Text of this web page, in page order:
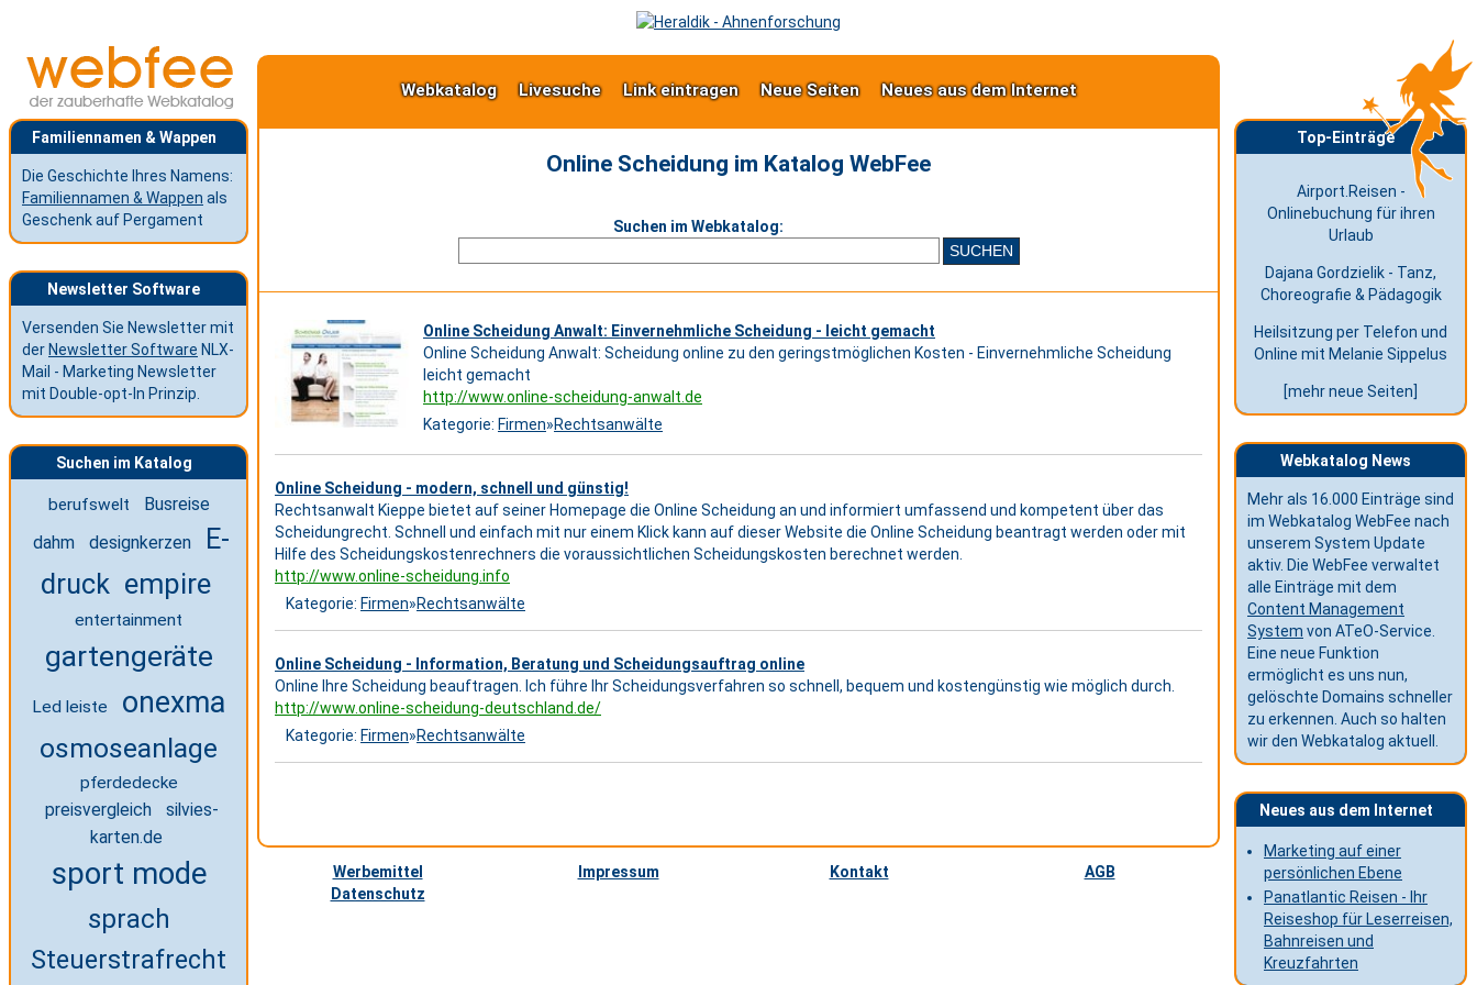
Familiennamen & Wappen
Die Geschichte Ihres Namens:
Familiennamen & Wappen als
Geschenk auf Pergament
Newsletter Software
Versenden Sie Newsletter mit
der Newsletter Software NLX-
Mail - Marketing Newsletter
mit Double-opt-In Prinzip.
Suchen im Katalog
berufswelt
Busreise
dahm
designkerzen
E-
druck empire
entertainment
gartengeräte
Led leiste onexma
osmoseanlage
pferdedecke
preisvergleich
silvies-
karten.de
sport mode
sprach
Steuerstrafrecht
Webkatalog Livesuche Link eintragen Neue Seiten Neues aus dem Internet
Online Scheidung im Katalog WebFee
Suchen im Webkatalog:
Online Scheidung Anwalt: Einvernehmliche Scheidung - leicht gemacht
Online Scheidung Anwalt: Scheidung online zu den geringstmöglichen Kosten - Einvernehmliche Scheidung
leicht gemacht
http://www.online-scheidung-anwalt.de
Kategorie: Firmen»Rechtsanwälte
Online Scheidung - modern, schnell und günstig!
Rechtsanwalt Kieppe bietet auf seiner Homepage die Online Scheidung an und informiert umfassend und kompetent über das
Scheidungrecht. Schnell und einfach mit nur einem Klick kann auf dieser Website die Online Scheidung beantragt werden oder mit
Hilfe des Scheidungskostenrechners die voraussichtlichen Scheidungskosten berechnet werden.
http://www.online-scheidung.info
Kategorie: Firmen»Rechtsanwälte
Online Scheidung - Information, Beratung und Scheidungsauftrag online
Online Ihre Scheidung beauftragen. Ich führe Ihr Scheidungsverfahren so schnell, bequem und kostengünstig wie möglich durch.
http://www.online-scheidung-deutschland.de/
Kategorie: Firmen»Rechtsanwälte
Werbemittel Impressum Kontakt
AGB
Datenschutz
Top-Einträge
Airport.Reisen -
Onlinebuchung für ihren
Urlaub
Dajana Gordzielik - Tanz,
Choreografie & Pädagogik
Heilsitzung per Telefon und
Online mit Melanie Sippelus
[mehr neue Seiten]
Webkatalog News
Mehr als 16.000 Einträge sind
im Webkatalog WebFee nach
unserem System Update
aktiv. Die WebFee verwaltet
alle Einträge mit dem
Content Management
System von ATeO-Service.
Eine neue Funktion
ermöglicht es uns nun,
gelöschte Domains schneller
zu erkennen. Auch so halten
wir den Webkatalog aktuell.
Neues aus dem Internet
Marketing auf einer
persönlichen Ebene
Panatlantic Reisen - Ihr
Reiseshop für Leserreisen,
Bahnreisen und
Kreuzfahrten